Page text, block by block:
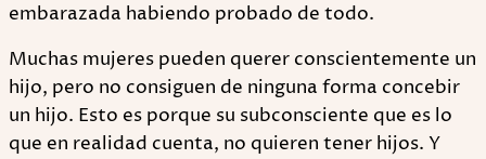
embarazada habiendo probado de todo.
Muchas mujeres pueden querer conscientemente un
hijo, pero no consiguen de ninguna forma concebir
un hijo. Esto es porque su subconsciente que es lo
que en realidad cuenta, no quieren tener hijos. Y